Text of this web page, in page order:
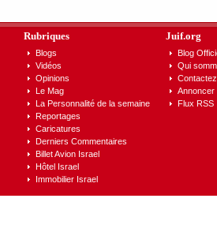
Rubriques
Blogs
Vidéos
Opinions
Le Mag
La Personnalité de la semaine
Reportages
Caricatures
Derniers Commentaires
Billet Avion Israel
Hôtel Israel
Immobilier Israel
Juif.org
Blog
Qui
Annoncer
Flux RSS